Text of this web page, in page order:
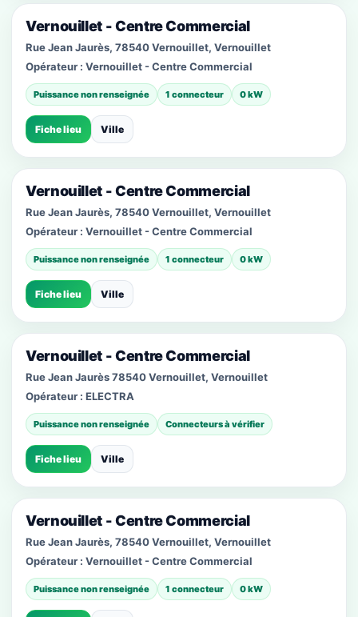
Vernouillet - Centre Commercial
Rue Jean Jaurès, 78540 Vernouillet, Vernouillet
Opérateur : Vernouillet - Centre Commercial
Puissance non renseignée 1 connecteur 0 kW
Fiche lieu Ville
Vernouillet - Centre Commercial
Rue Jean Jaurès, 78540 Vernouillet, Vernouillet
Opérateur : Vernouillet - Centre Commercial
Puissance non renseignée 1 connecteur 0 kW
Fiche lieu Ville
Vernouillet - Centre Commercial
Rue Jean Jaurès 78540 Vernouillet, Vernouillet
Opérateur : ELECTRA
Puissance non renseignée Connecteurs à vérifier
Fiche lieu Ville
Vernouillet - Centre Commercial
Rue Jean Jaurès, 78540 Vernouillet, Vernouillet
Opérateur : Vernouillet - Centre Commercial
Puissance non renseignée 1 connecteur 0 kW